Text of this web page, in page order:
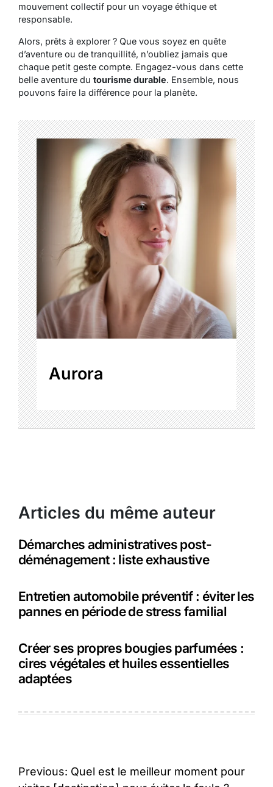
mouvement collectif pour un voyage éthique et
responsable.
Alors, prêts à explorer ? Que vous soyez en quête
d’aventure ou de tranquillité, n’oubliez jamais que
chaque petit geste compte. Engagez-vous dans cette
belle aventure du tourisme durable. Ensemble, nous
pouvons faire la différence pour la planète.
Aurora
Articles du même auteur
Démarches administratives post-
déménagement : liste exhaustive
Entretien automobile préventif : éviter les
pannes en période de stress familial
Créer ses propres bougies parfumées :
cires végétales et huiles essentielles
adaptées
Navigation
Previous: Quel est le meilleur moment pour